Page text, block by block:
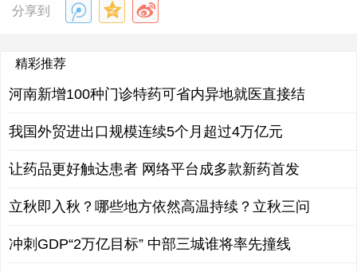
分享到
精彩推荐
河南新增100种门诊特药可省内异地就医直接结
我国外贸进出口规模连续5个月超过4万亿元
让药品更好触达患者 网络平台成多款新药首发
立秋即入秋？哪些地方依然高温持续？立秋三问
冲刺GDP“2万亿目标” 中部三城谁将率先撞线